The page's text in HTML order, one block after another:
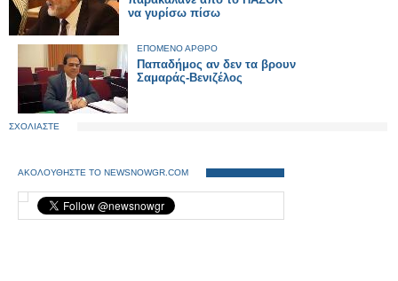
να γυρίσω πίσω
ΕΠΟΜΕΝΟ ΑΡΘΡΟ
Παπαδήμος αν δεν τα βρουν
Σαμαράς-Βενιζέλος
ΣΧΟΛΙΑΣΤΕ
ΑΚΟΛΟΥΘΗΣΤΕ ΤΟ NEWSNOWGR.COM